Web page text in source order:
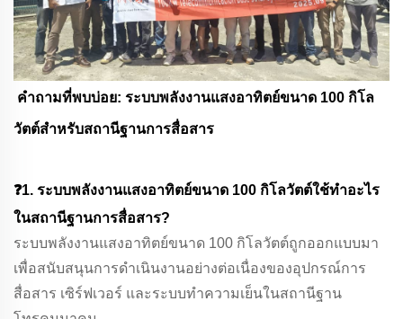
คำถามที่พบบ่อย: ระบบพลังงานแสงอาทิตย์ขนาด 100 กิโล
วัตต์สำหรับสถานีฐานการสื่อสาร
❓1. ระบบพลังงานแสงอาทิตย์ขนาด 100 กิโลวัตต์ใช้ทำอะไร
ในสถานีฐานการสื่อสาร?
ระบบพลังงานแสงอาทิตย์ขนาด 100 กิโลวัตต์ถูกออกแบบมา
เพื่อสนับสนุนการดำเนินงานอย่างต่อเนื่องของอุปกรณ์การ
สื่อสาร เซิร์ฟเวอร์ และระบบทำความเย็นในสถานีฐาน